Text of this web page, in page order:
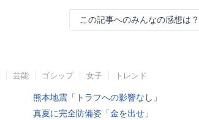
この記事へのみんなの感想は？
芸能 ゴシップ 女子 トレンド
熊本地震「トラフへの影響なし」
真夏に完全防備姿「金を出せ」